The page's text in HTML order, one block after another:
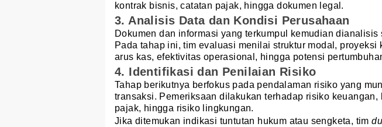
kontrak bisnis, catatan pajak, hingga dokumen legal.
3. Analisis Data dan Kondisi Perusahaan
Dokumen dan informasi yang terkumpul kemudian dianalisis
Pada tahap ini, tim evaluasi menilai struktur modal, proyeksi
arus kas, efektivitas operasional, hingga potensi
4. Identifikasi dan Penilaian Risiko
Tahap berikutnya berfokus pada pendalaman risiko yang
transaksi. Pemeriksaan dilakukan terhadap risiko keuangan,
pajak, hingga risiko lingkungan.
Jika ditemukan indikasi tuntutan hukum atau sengketa, tim